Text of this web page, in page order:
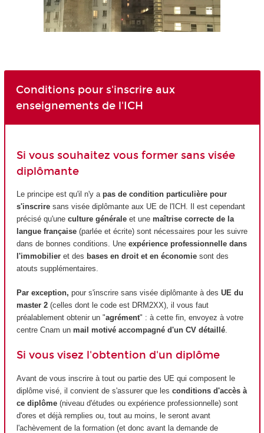
Conditions pour s'inscrire aux
enseignements de l'ICH
Si vous souhaitez vous former sans visée
diplômante
Le principe est qu'il n'y a pas de condition particulière pour
s'inscrire sans visée diplômante aux UE de l'ICH. Il est cependant
précisé qu'une culture générale et une maîtrise correcte de la
langue française (parlée et écrite) sont nécessaires pour les suivre
dans de bonnes conditions. Une expérience professionnelle dans
l'immobilier et des bases en droit et en économie sont des
atouts supplémentaires.
Par exception, pour s'inscrire sans visée diplômante à des UE du
master 2 (celles dont le code est DRM2XX), il vous faut
préalablement obtenir un "agrément" : à cette fin, envoyez à votre
centre Cnam un mail motivé accompagné d'un CV détaillé
Si vous visez l'obtention d'un diplôme
Avant de vous inscrire à tout ou partie des UE qui composent le
diplôme visé, il convient de s'assurer que les conditions d'accès à
ce diplôme (niveau d'études ou expérience professionnelle) sont
d'ores et déjà remplies ou, tout au moins, le seront avant
l'achèvement de la formation (et donc avant la demande de